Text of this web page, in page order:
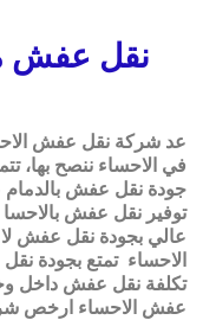
نقل عفش
عد شركة نقل عفش
في الاحساء ننصح بها،
جودة نقل عفش بالدمام
توفير نقل عفش
عالي بجودة نقل عفش
الاحساء تمتع بجودة
تكلفة نقل عفش داخل
عفش الاحساء ارخص